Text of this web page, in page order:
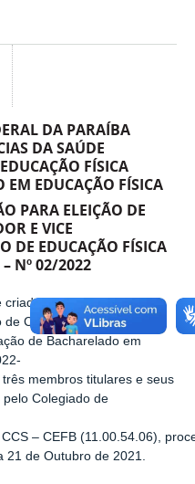
DA PARAÍBA
DA SAÚDE
FÍSICA
EM EDUCAÇÃO FÍSICA
PARA ELEIÇÃO DE
E VICE
DE EDUCAÇÃO FÍSICA
Nº 02/2022
criada para coordenar a
de Coordenador e Vice
de Bacharelado em
três membros titulares e seus
pelo Colegiado de
CCS – CEFB (11.00.54.06),
de Outubro de 2021.